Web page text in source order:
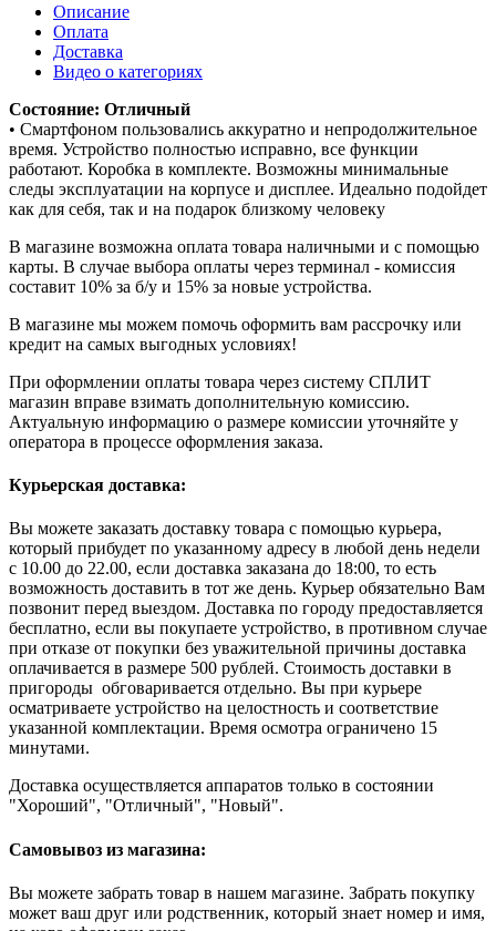
Описание
Оплата
Доставка
Видео о категориях
Состояние: Отличный
• Смартфоном пользовались аккуратно и непродолжительное
время. Устройство полностью исправно, все функции
работают. Коробка в комплекте. Возможны минимальные
следы эксплуатации на корпусе и дисплее. Идеально подойдет
как для себя, так и на подарок близкому человеку
В магазине возможна оплата товара наличными и с помощью
карты. В случае выбора оплаты через терминал - комиссия
составит 10% за б/у и 15% за новые устройства.
В магазине мы можем помочь оформить вам рассрочку или
кредит на самых выгодных условиях!
При оформлении оплаты товара через систему СПЛИТ
магазин вправе взимать дополнительную комиссию.
Актуальную информацию о размере комиссии уточняйте у
оператора в процессе оформления заказа.
Курьерская доставка:
Вы можете заказать доставку товара с помощью курьера,
который прибудет по указанному адресу в любой день недели
с 10.00 до 22.00, если доставка заказана до 18:00, то есть
возможность доставить в тот же день. Курьер обязательно Вам
позвонит перед выездом. Доставка по городу предоставляется
бесплатно, если вы покупаете устройство, в противном случае
при отказе от покупки без уважительной причины доставка
оплачивается в размере 500 рублей. Стоимость доставки в
пригороды обговаривается отдельно. Вы при курьере
осматриваете устройство на целостность и соответствие
указанной комплектации. Время осмотра ограничено 15
минутами.
Доставка осуществляется аппаратов только в состоянии
"Хороший", "Отличный", "Новый".
Самовывоз из магазина:
Вы можете забрать товар в нашем магазине. Забрать покупку
может ваш друг или родственник, который знает номер и имя,